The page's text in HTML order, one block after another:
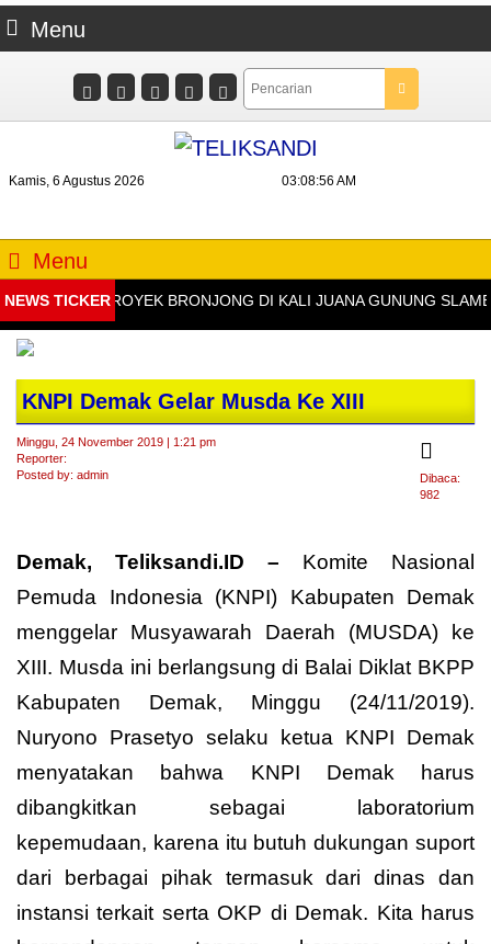
Menu
Kamis, 6 Agustus 2026 03:08:57 AM
Menu
NEWS TICKER
DIDUGA PROYEK BRONJONG DI KALI JUANA GUNUNG SLAMET
KNPI Demak Gelar Musda Ke XIII
Minggu, 24 November 2019 | 1:21 pm
Reporter:
Posted by: admin
Dibaca:
982
Demak, Teliksandi.ID – Komite Nasional
Pemuda Indonesia (KNPI) Kabupaten Demak
menggelar Musyawarah Daerah (MUSDA) ke
XIII. Musda ini berlangsung di Balai Diklat BKPP
Kabupaten Demak, Minggu (24/11/2019).
Nuryono Prasetyo selaku ketua KNPI Demak
menyatakan bahwa KNPI Demak harus
dibangkitkan sebagai laboratorium
kepemudaan, karena itu butuh dukungan suport
dari berbagai pihak termasuk dari dinas dan
instansi terkait serta OKP di Demak. Kita harus